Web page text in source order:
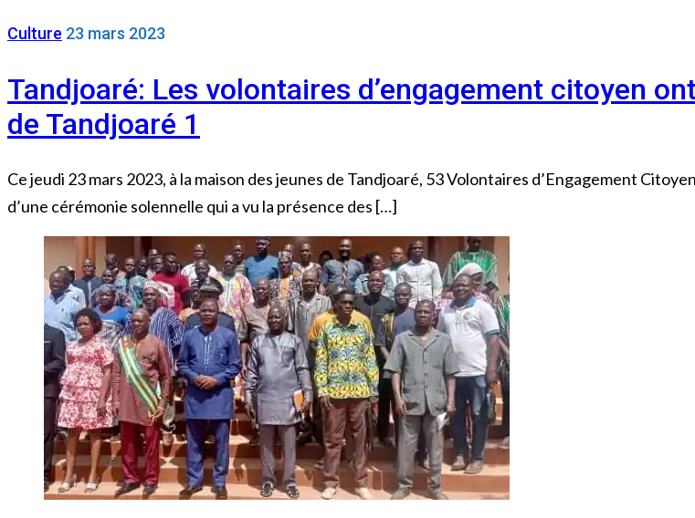
Culture 23 mars 2023
Tandjoaré: Les volontaires d’engagement citoyen
de Tandjoaré 1
Ce jeudi 23 mars 2023, à la maison des jeunes de Tandjoaré, 53 Volontaires d’Engagement
d’une cérémonie solennelle qui a vu la présence des […]